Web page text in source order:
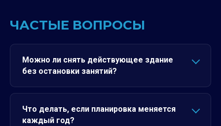
ЧАСТЫЕ ВОПРОСЫ
Можно ли снять действующее здание
без остановки занятий?
Что делать, если планировка меняется
каждый год?